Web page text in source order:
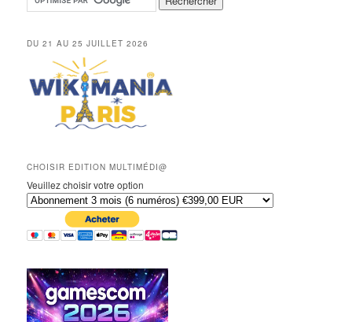
DU 21 AU 25 JUILLET 2026
CHOISIR EDITION MULTIMÉDI@
Veuillez choisir votre option